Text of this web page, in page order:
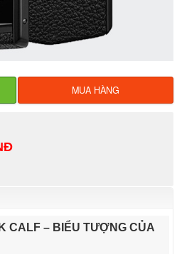
MUA HÀNG
CALF – BIỂU TƯỢNG CỦA